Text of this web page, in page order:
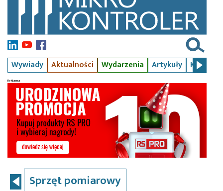
Wywiady Aktualności Wydarzenia Artykuły Kursy
Sprzęt pomiarowy